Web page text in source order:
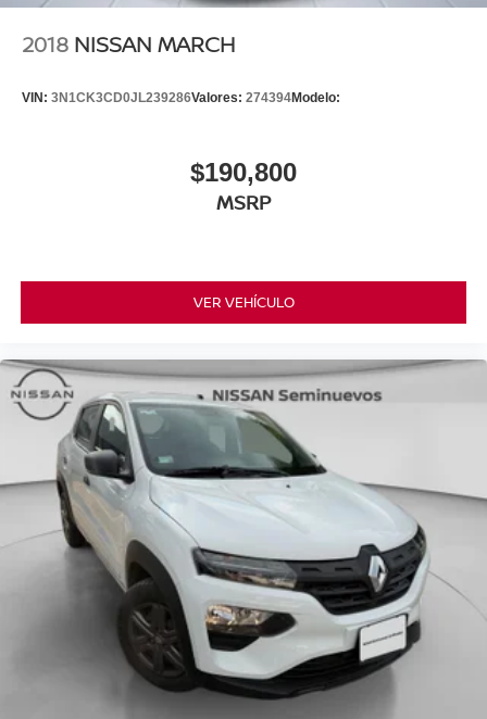
2018 NISSAN MARCH
VIN: 3N1CK3CD0JL239286Valores: 274394Modelo:
$190,800
MSRP
VER VEHÍCULO